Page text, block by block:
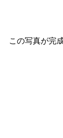
この写真が完